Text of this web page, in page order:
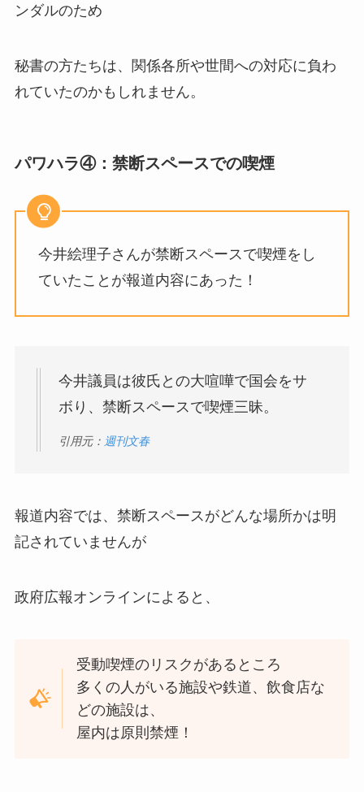
ンダルのため
秘書の方たちは、関係各所や世間への対応に負わ
れていたのかもしれません。
パワハラ④：禁断スペースでの喫煙
今井絵理子さんが禁断スペースで喫煙をし
ていたことが報道内容にあった！
今井議員は彼氏との大喧嘩で国会をサ
ボり、禁断スペースで喫煙三昧。
引用元： 週刊文春
報道内容では、禁断スペースがどんな場所かは明
記されていませんが
政府広報オンラインによると、
受動喫煙のリスクがあるところ
多くの人がいる施設や鉄道、飲食店な
どの施設は、
屋内は原則禁煙！